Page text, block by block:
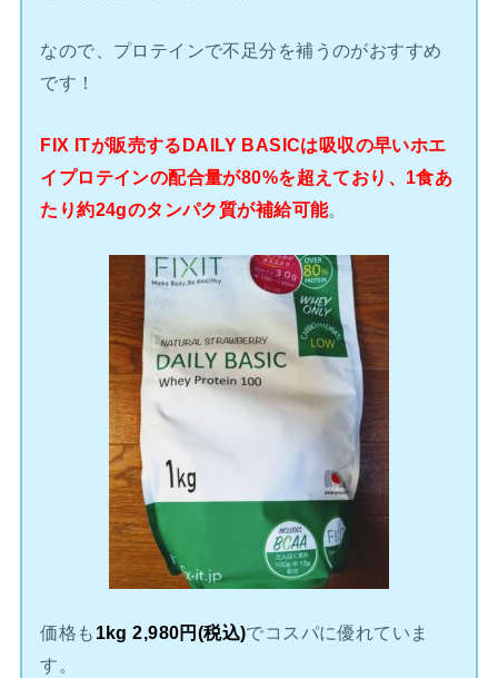
なので、プロテインで不足分を補うのがおすすめ
です！
FIX ITが販売するDAILY BASICは吸収の早いホエ
イプロテインの配合量が80%を超えており、1食あ
たり約24gのタンパク質が補給可能。
価格も 1kg 2,980円(税込)でコスパに優れていま
す。